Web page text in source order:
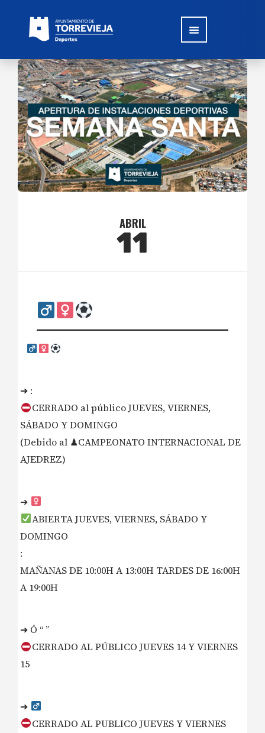
ABRIL
11
➔ :
CERRADO al público JUEVES, VIERNES,
SÁBADO Y DOMINGO
(Debido al ♟CAMPEONATO INTERNACIONAL DE
AJEDREZ)
➔ ‍
ABIERTA JUEVES, VIERNES, SÁBADO Y
DOMINGO
:
MAÑANAS DE 10:00H A 13:00H TARDES DE 16:00H
A 19:00H
➔ Ó “ ”
CERRADO AL PÚBLICO JUEVES 14 Y VIERNES
15
➔ ‍
CERRADO AL PUBLICO JUEVES Y VIERNES